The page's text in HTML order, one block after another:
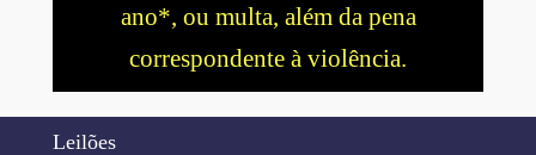
ano*, ou multa, além da pena
correspondente à violência.
Leilões